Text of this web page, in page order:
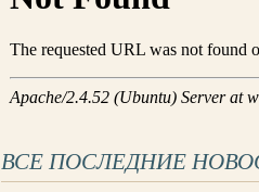
ВСЕ ПОСЛЕДНИЕ